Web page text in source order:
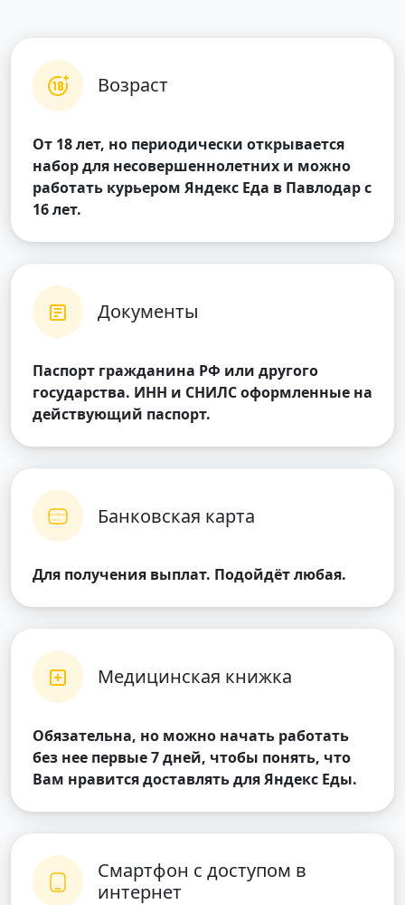
Возраст
От 18 лет, но периодически открывается
набор для несовершеннолетних и можно
работать курьером Яндекс Еда в Павлодар с
16 лет.
Документы
Паспорт гражданина РФ или другого
государства. ИНН и СНИЛС оформленные на
действующий паспорт.
Банковская карта
Для получения выплат. Подойдёт любая.
Медицинская книжка
Обязательна, но можно начать работать
без нее первые 7 дней, чтобы понять, что
Вам нравится доставлять для Яндекс Еды.
Смартфон с доступом в
интернет